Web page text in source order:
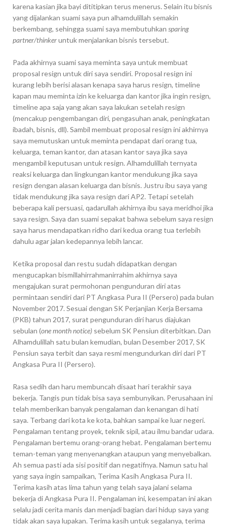
karena kasian jika bayi dititipkan terus menerus. Selain itu bisnis
yang dijalankan suami saya pun alhamdulillah semakin
berkembang, sehingga suami saya membutuhkan sparing
partner/thinkeruntuk menjalankan bisnis tersebut.
Pada akhirnya suami saya meminta saya untuk membuat
proposal resign untuk diri saya sendiri. Proposal resign ini
kurang lebih berisi alasan kenapa saya harus resign, timeline
kapan mau meminta izin ke keluarga dan kantor jika ingin resign,
timeline apa saja yang akan saya lakukan setelah resign
(mencakup pengembangan diri, pengasuhan anak, peningkatan
ibadah, bisnis, dll). Sambil membuat proposal resign ini akhirnya
saya memutuskan untuk meminta pendapat dari orang tua,
keluarga, teman kantor, dan atasan kantor saya jika saya
mengambil keputusan untuk resign. Alhamdulillah ternyata
reaksi keluarga dan lingkungan kantor mendukung jika saya
resign dengan alasan keluarga dan bisnis. Justru ibu saya yang
tidak mendukung jika saya resign dari AP2. Tetapi setelah
beberapa kali persuasi, qadarullah akhirnya ibu saya meridhoi jika
saya resign. Saya dan suami sepakat bahwa sebelum saya resign
saya harus mendapatkan ridho dari kedua orang tua terlebih
dahulu agar jalan kedepannya lebih lancar.
Ketika proposal dan restu sudah didapatkan dengan
mengucapkan bismillahirrahmanirrahim akhirnya saya
mengajukan surat permohonan pengunduran diri atas
permintaan sendiri dari PT Angkasa Pura II (Persero) pada bulan
November 2017. Sesuai dengan SK Perjanjian Kerja Bersama
(PKB) tahun 2017, surat pengunduran diri harus diajukan
sebulan (one month notice) sebelum SK Pensiun diterbitkan. Dan
Alhamdulillah satu bulan kemudian, bulan Desember 2017, SK
Pensiun saya terbit dan saya resmi mengundurkan diri dari PT
Angkasa Pura II (Persero).
Rasa sedih dan haru membuncah disaat hari terakhir saya
bekerja. Tangis pun tidak bisa saya sembunyikan. Perusahaan ini
telah memberikan banyak pengalaman dan kenangan di hati
saya. Terbang dari kota ke kota, bahkan sampai ke luar negeri.
Pengalaman tentang proyek, teknik sipil, atau ilmu bandar udara.
Pengalaman bertemu orang-orang hebat. Pengalaman bertemu
teman-teman yang menyenangkan ataupun yang menyebalkan.
Ah semua pasti ada sisi positif dan negatifnya. Namun satu hal
yang saya ingin sampaikan, Terima Kasih Angkasa Pura II.
Terima kasih atas lima tahun yang telah saya jalani selama
bekerja di Angkasa Pura II. Pengalaman ini, kesempatan ini akan
selalu jadi cerita manis dan menjadi bagian dari hidup saya yang
tidak akan saya lupakan. Terima kasih untuk segalanya, terima